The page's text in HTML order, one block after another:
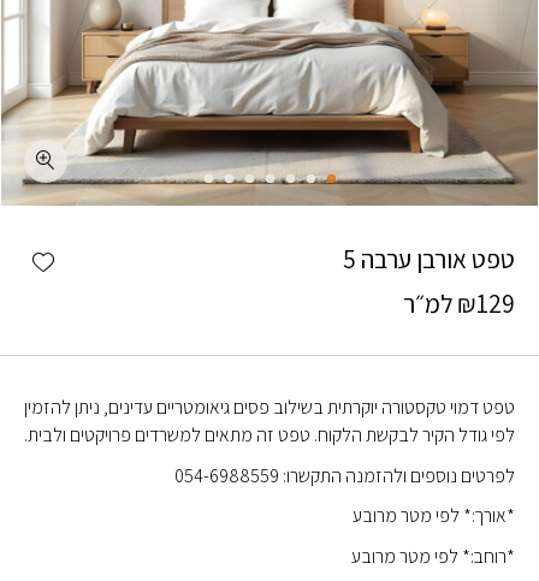
טפט אורבן ערבה 5
₪129 למ״ר
טפט דמוי טקסטורה יוקרתית בשילוב פסים גיאומטריים עדינים, ניתן להזמין
לפי גודל הקיר לבקשת הלקוח. טפט זה מתאים למשרדים פרויקטים ולבית.
לפרטים נוספים ולהזמנה התקשרו: 054-6988559
*אורך:* לפי מטר מרובע
*רוחב:* לפי מטר מרובע